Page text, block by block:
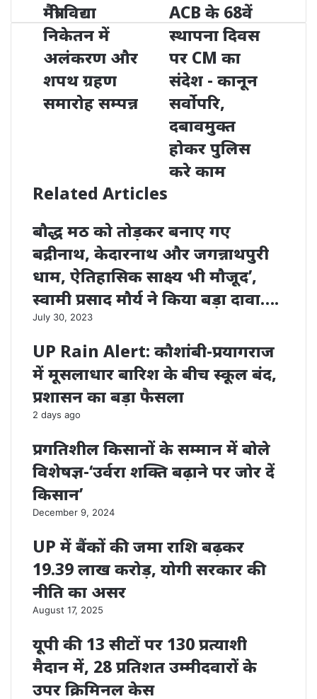
मैत्री विद्या
निकेतन में
अलंकरण और
शपथ ग्रहण
समारोह सम्पन्न
ACB के 68वें
स्थापना दिवस
पर CM का
संदेश - कानून
सर्वोपरि,
दबावमुक्त
होकर पुलिस
करे काम
Related Articles
बौद्ध मठ को तोड़कर बनाए गए
बद्रीनाथ, केदारनाथ और जगन्नाथपुरी
धाम, ऐतिहासिक साक्ष्य भी मौजूद’,
स्वामी प्रसाद मौर्य ने किया बड़ा दावा….
July 30, 2023
UP Rain Alert: कौशांबी-प्रयागराज
में मूसलाधार बारिश के बीच स्कूल बंद,
प्रशासन का बड़ा फैसला
2 days ago
प्रगतिशील किसानों के सम्मान में बोले
विशेषज्ञ-‘उर्वरा शक्ति बढ़ाने पर जोर दें
किसान’
December 9, 2024
UP में बैंकों की जमा राशि बढ़कर
19.39 लाख करोड़, योगी सरकार की
नीति का असर
August 17, 2025
यूपी की 13 सीटों पर 130 प्रत्याशी
मैदान में, 28 प्रतिशत उम्मीदवारों के
उपर क्रिमिनल केस